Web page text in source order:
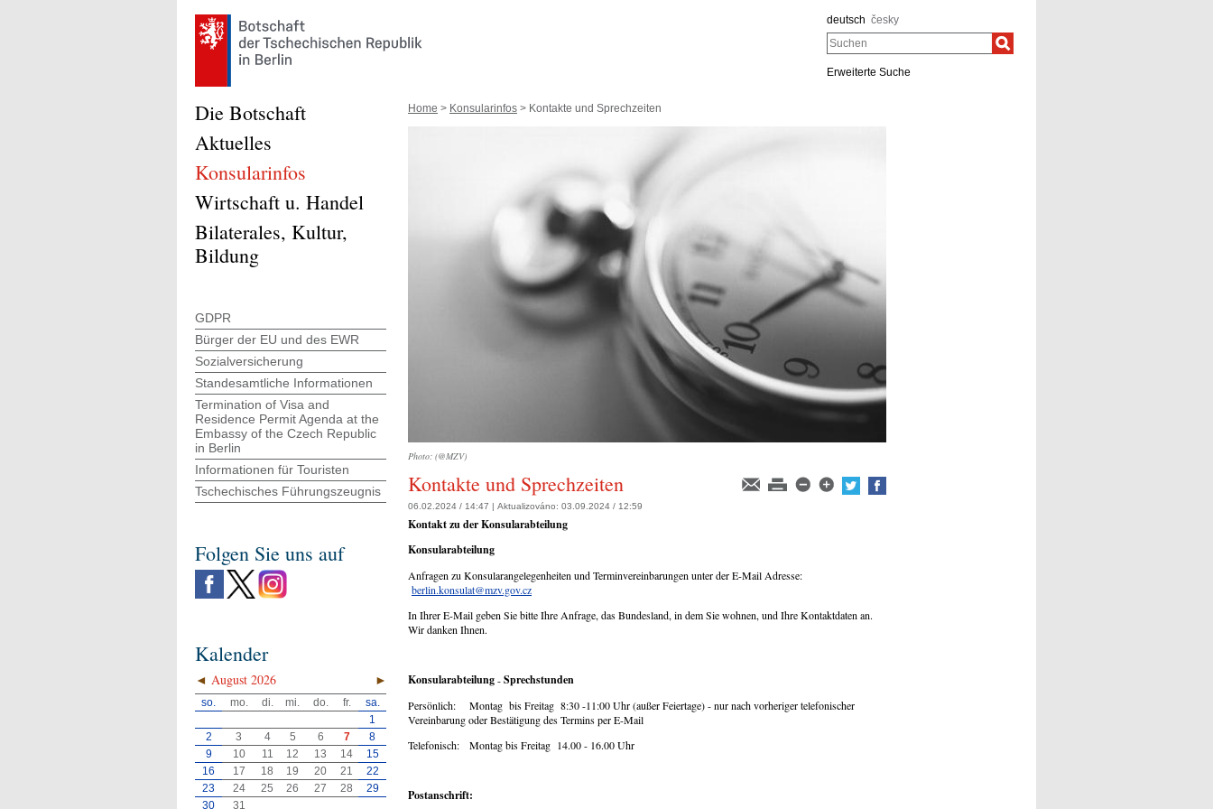
deutsch česky
Suchen
Erweiterte Suche
Home > Konsularinfos > Kontakte und Sprechzeiten
Photo: (@MZV)
Kontakte und Sprechzeiten
06.02.2024 / 14:47 | Aktualizováno: 03.09.2024 / 12:59
Kontakt zu der Konsularabteilung
Konsularabteilung
Anfragen zu Konsularangelegenheiten und Terminvereinbarungen unter der E-Mail Adresse:
berlin.konsulat@mzv.gov.cz
In Ihrer E-Mail geben Sie bitte Ihre Anfrage, das Bundesland, in dem Sie wohnen, und Ihre Kontaktdaten an.
Wir danken Ihnen.
Konsularabteilung-Sprechstunden
Persönlich: Montag bis Freitag 8:30 -11:00 Uhr (außer Feiertage) - nur nach vorheriger telefonischer
Vereinbarung oder Bestätigung des Termins per E-Mail
Telefonisch: Montag bis Freitag 14.00 - 16.00 Uhr
Postanschrift:
Die Botschaft
Aktuelles
Konsularinfos
Wirtschaft u. Handel
Bilaterales, Kultur,
Bildung
GDPR
Bürger der EU und des EWR
Sozialversicherung
Standesamtliche Informationen
Termination of Visa and
Residence Permit Agenda at the
Embassy of the Czech Republic
in Berlin
Informationen für Touristen
Tschechisches Führungszeugnis
Folgen Sie uns auf
Kalender
◄ ►
August 2026
so. mo. di. mi. do. fr.
sa.
1
2
3 4 5 6 7
8
9
10 11 12 13 14
15
16
17 18 19 20 21
22
23
24 25 26 27 28
29
30
31